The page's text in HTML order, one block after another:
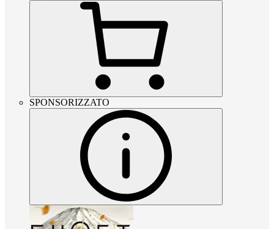
SPONSORIZZATO